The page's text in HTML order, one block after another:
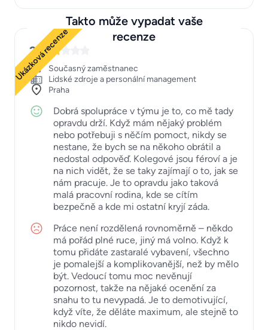
Takto může vypadat vaše
recenze
Ukázková recenze
2
Současný zaměstnanec
Lidské zdroje a personální management
Praha
Dobrá spolupráce v týmu je to, co mě tady
opravdu drží. Když mám nějaký problém
nebo potřebuji s něčím pomoct, nikdy se
nestane, že bych se na někoho obrátil a
nedostal odpověď. Kolegové jsou féroví a je
na nich vidět, že se taky zajímají o to, jak se
nám pracuje. Je to opravdu jako taková
malá pracovní rodina, kde se cítím
bezpečně a kde mi ostatní kryjí záda.
Práce není rozdělená rovnoměrně – někdo
má pořád plné ruce, jiný má volno. Když k
tomu přidáte zastaralé vybavení, všechno
je pomalejší a komplikovanější, než by mělo
být. Vedoucí tomu moc nevěnují
pozornost, takže na nějaké ocenění za
snahu to tu nevypadá. Je to demotivující,
když víte, že děláte maximum, ale stejně to
nikdo nevidí.